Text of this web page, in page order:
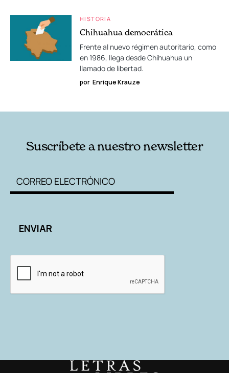
HISTORIA
Chihuahua democrática
Frente al nuevo régimen autoritario, como
en 1986, llega desde Chihuahua un
llamado de libertad.
por Enrique Krauze
Suscríbete a nuestro newsletter